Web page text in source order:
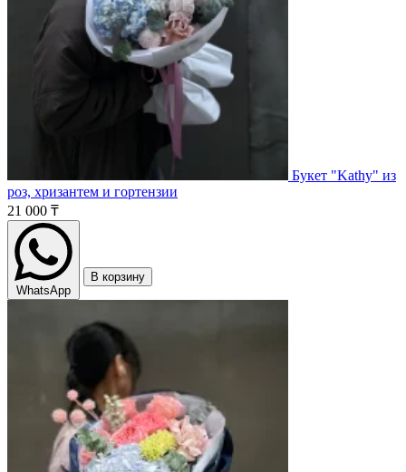
Букет "Kathy" из
роз, хризантем и гортензии
21 000 ₸
WhatsApp
В корзину